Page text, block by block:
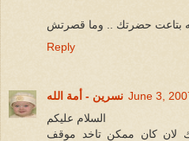
بتاعت حضرتك .. وما قصرتش
Reply
نسرين - أمة الله June 3,
السلام عليكم
لان كان ممكن تاخد موقف